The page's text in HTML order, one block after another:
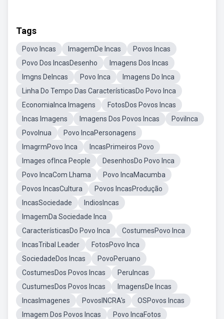
Tags
Povo Incas ImagemDe Incas
Povos Incas
Povo Dos IncasDesenho
Imagens Dos Incas
Imgns DeIncas
Povo Inca
Imagens Do Inca
Linha Do Tempo Das CaracterísticasDo Povo Inca
EconomiaInca Imagens
FotosDos Povos Incas
Incas Imagens
Imagens Dos Povos Incas
PoviInca
PovoInua
Povo IncaPersonagens
ImagrmPovo Inca
IncasPrimeiros Povo
Images ofInca People
DesenhosDo Povo Inca
Povo IncaCom Lhama
Povo IncaMacumba
Povos IncasCultura
Povos IncasProdução
IncasSociedade
IndiosIncas
ImagemDa Sociedade Inca
CaracterísticasDo Povo Inca
CostumesPovo Inca
IncasTribal Leader
FotosPovo Inca
SociedadeDos Incas
PovoPeruano
CostumesDos Povos Incas
PeruIncas
CustumesDos Povos Incas
ImagensDe Incas
IncasImagenes
PovosINCRA's
OSPovos Incas
Imagem Dos Povos Incas
Povo IncaFotos